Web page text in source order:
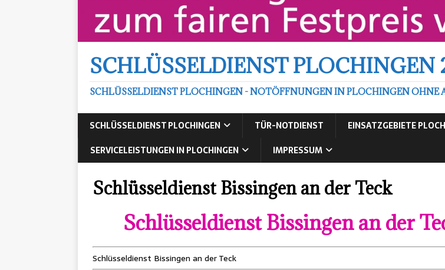
SCHLÜSSELDIENST PLOCHINGEN
SCHLÜSSELDIENST PLOCHINGEN - NOTÖFFNUNGEN IN PLOCHINGEN OHNE
SCHLÜSSELDIENST PLOCHINGEN TÜR-NOTDIENST EINSATZGEBIETE
SERVICELEISTUNGEN IN PLOCHINGEN
IMPRESSUM
Schlüsseldienst Bissingen an der Teck
Schlüsseldienst Bissingen an der
Schlüsseldienst Bissingen an der Teck